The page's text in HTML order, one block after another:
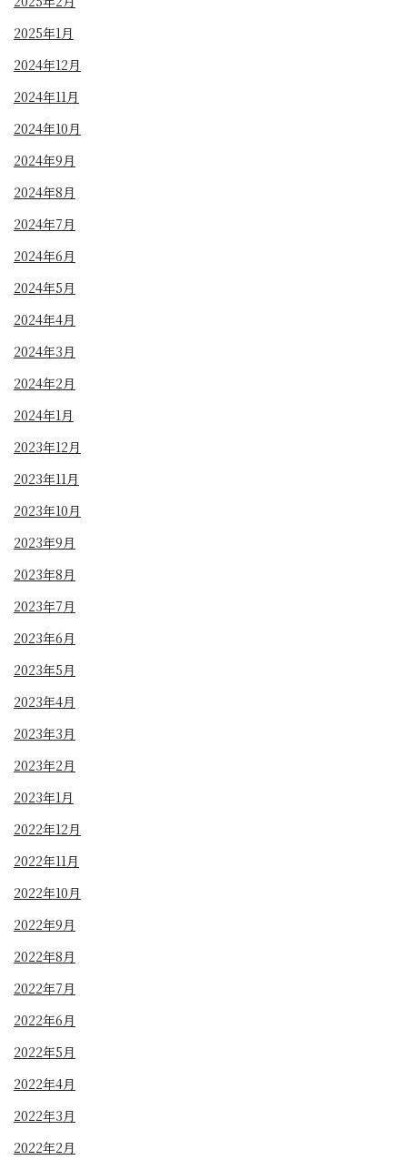
2025年1月
2024年12月
2024年11月
2024年10月
2024年9月
2024年8月
2024年7月
2024年6月
2024年5月
2024年4月
2024年3月
2024年2月
2024年1月
2023年12月
2023年11月
2023年10月
2023年9月
2023年8月
2023年7月
2023年6月
2023年5月
2023年4月
2023年3月
2023年2月
2023年1月
2022年12月
2022年11月
2022年10月
2022年9月
2022年8月
2022年7月
2022年6月
2022年5月
2022年4月
2022年3月
2022年2月